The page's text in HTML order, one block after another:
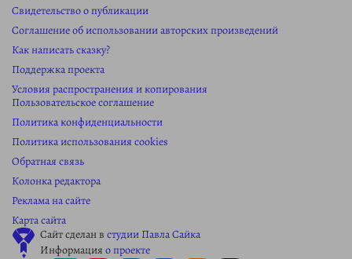
Свидетельство о публикации
Соглашение об использовании авторских произведений
Как написать сказку?
Поддержка проекта
Условия распространения и копирования
Пользовательское соглашение
Политика конфиденциальности
Политика использования cookies
Обратная связь
Колонка редактора
Реклама на сайте
Карта сайта
Сайт сделан в студии Павла Сайка
Информация о проекте